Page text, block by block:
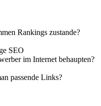
Rankings zustande?
SEO
im Internet behaupten?
passende Links?